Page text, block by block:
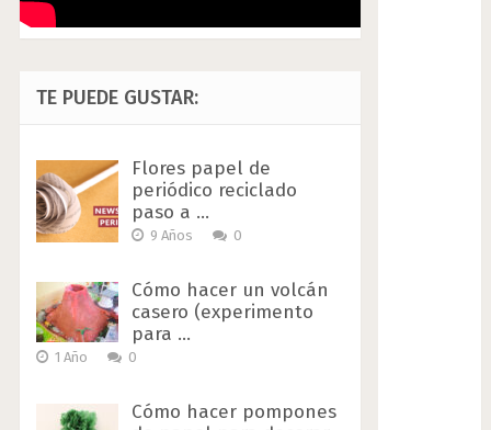
TE PUEDE GUSTAR:
Flores papel de
periódico reciclado
paso a …
9 Años 0
Cómo hacer un volcán
casero (experimento
para …
1 Año 0
Cómo hacer pompones